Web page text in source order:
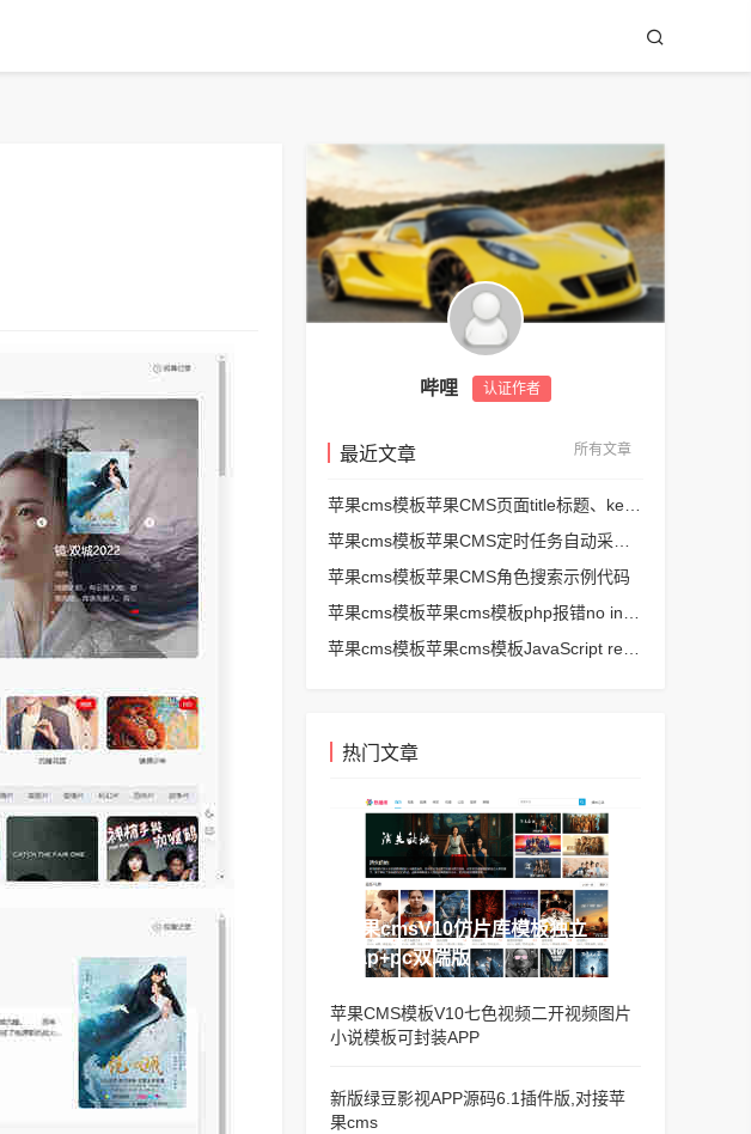
哔哩 认证作者
最近文章 所有文章
苹果cms模板苹果CMS角色搜索示例代码
热门文章
苹果cmsV10仿片库模板独立
wap+pc双端版
苹果CMS模板V10七色视频二开视频图片
小说模板可封装APP
新版绿豆影视APP源码6.1插件版,对接苹
果cms